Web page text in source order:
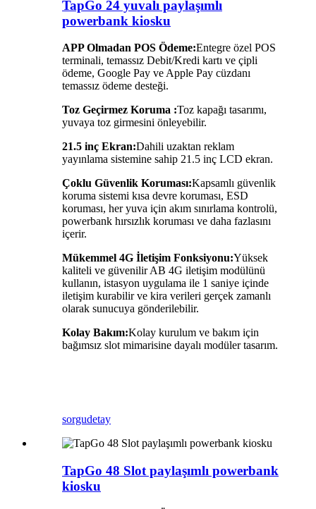
TapGo 24 yuvalı paylaşımlı
powerbank kiosku
APP Olmadan POS Ödeme:Entegre özel POS
terminali, temassız Debit/Kredi kartı ve çipli
ödeme, Google Pay ve Apple Pay cüzdanı
temassız ödeme desteği.
Toz Geçirmez Koruma :Toz kapağı tasarımı,
yuvaya toz girmesini önleyebilir.
21.5 inç Ekran:Dahili uzaktan reklam
yayınlama sistemine sahip 21.5 inç LCD ekran.
Çoklu Güvenlik Koruması:Kapsamlı güvenlik
koruma sistemi kısa devre koruması, ESD
koruması, her yuva için akım sınırlama kontrolü,
powerbank hırsızlık koruması ve daha fazlasını
içerir.
Mükemmel 4G İletişim Fonksiyonu:Yüksek
kaliteli ve güvenilir AB 4G iletişim modülünü
kullanın, istasyon uygulama ile 1 saniye içinde
iletişim kurabilir ve kira verileri gerçek zamanlı
olarak sunucuya gönderilebilir.
Kolay Bakım:Kolay kurulum ve bakım için
bağımsız slot mimarisine dayalı modüler tasarım.
sorgudetay
TapGo 48 Slot paylaşımlı powerbank
kiosku